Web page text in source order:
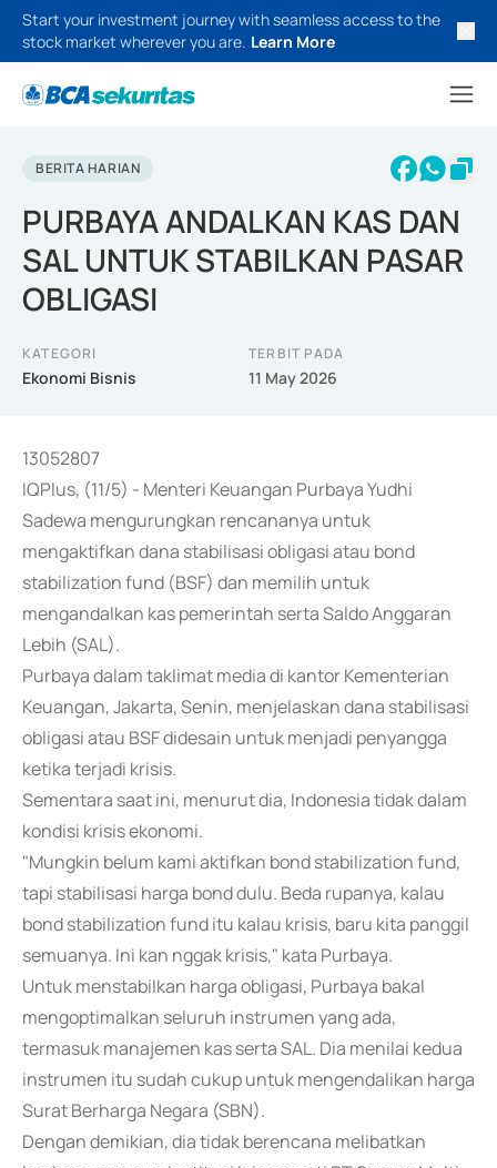
Start your investment journey with seamless access to the
stock market wherever you are. Learn More
BERITA HARIAN
PURBAYA ANDALKAN KAS DAN
SAL UNTUK STABILKAN PASAR
OBLIGASI
KATEGORI
Ekonomi Bisnis
TERBIT PADA
11 May 2026
13052807
IQPlus, (11/5) - Menteri Keuangan Purbaya Yudhi
Sadewa mengurungkan rencananya untuk
mengaktifkan dana stabilisasi obligasi atau bond
stabilization fund (BSF) dan memilih untuk
mengandalkan kas pemerintah serta Saldo Anggaran
Lebih (SAL).
Purbaya dalam taklimat media di kantor Kementerian
Keuangan, Jakarta, Senin, menjelaskan dana stabilisasi
obligasi atau BSF didesain untuk menjadi penyangga
ketika terjadi krisis.
Sementara saat ini, menurut dia, Indonesia tidak dalam
kondisi krisis ekonomi.
"Mungkin belum kami aktifkan bond stabilization fund,
tapi stabilisasi harga bond dulu. Beda rupanya, kalau
bond stabilization fund itu kalau krisis, baru kita panggil
semuanya. Ini kan nggak krisis," kata Purbaya.
Untuk menstabilkan harga obligasi, Purbaya bakal
mengoptimalkan seluruh instrumen yang ada,
termasuk manajemen kas serta SAL. Dia menilai kedua
instrumen itu sudah cukup untuk mengendalikan harga
Surat Berharga Negara (SBN).
Dengan demikian, dia tidak berencana melibatkan